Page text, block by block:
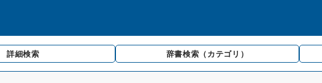
詳細検索 辞書検索 （カテゴリ）